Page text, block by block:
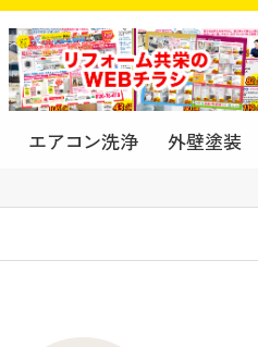
エアコン洗浄 外壁塗装